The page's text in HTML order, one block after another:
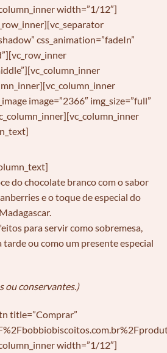
width=”1/12″]
css_animation=”fadeIn”
image=”2366″ img_size=”full”
do chocolate branco com o sabor
e o toque de especial do
para servir como sobremesa,
tarde ou como um presente especial
ou conservantes.)
title=”Comprar”
width=”1/12″]